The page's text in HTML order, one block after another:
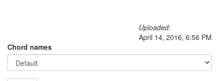
Uploaded:
April 14, 2016, 6:56 PM
Chord names